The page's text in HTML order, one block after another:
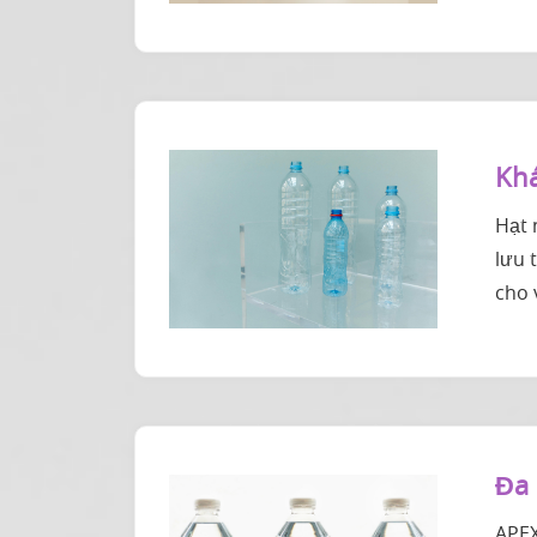
Hạt
lưu
cho
Đa